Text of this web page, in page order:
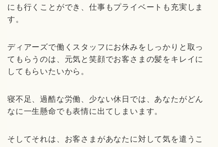
にも行くことができ、仕事もプライベートも充実しま
す。
ディアーズで働くスタッフにお休みをしっかりと取っ
てもらうのは、元気と笑顔でお客さまの髪をキレイに
してもらいたいから。
寝不足、過酷な労働、少ない休日では、あなたがどん
なに一生懸命でも表情に出てしまいます。
そしてそれは、お客さまがあなたに対して気を遣うこ